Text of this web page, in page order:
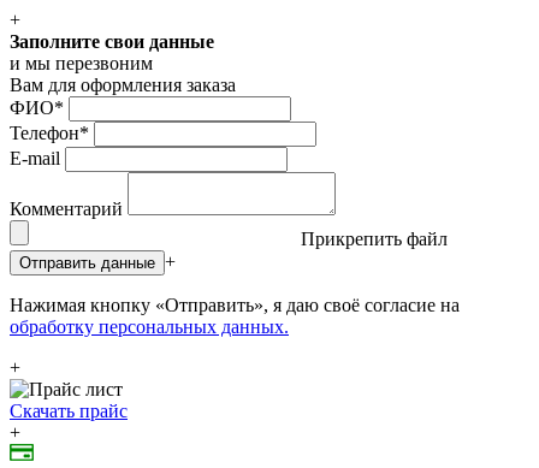
+
Заполните свои данные
и мы перезвоним
Вам для оформления заказа
ФИО*
Телефон*
E-mail
Комментарий
Прикрепить файл
Отправить данные +
Нажимая кнопку «Отправить», я даю своё согласие на
обработку персональных данных.
+
Скачать прайс
+